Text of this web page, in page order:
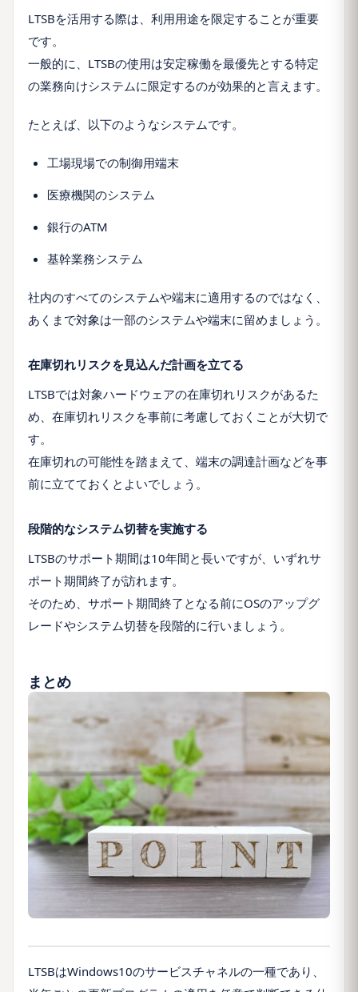
LTSBを活用する際は、利用用途を限定することが重要
です。
一般的に、LTSBの使用は安定稼働を最優先とする特定
の業務向けシステムに限定するのが効果的と言えます。
たとえば、以下のようなシステムです。
工場現場での制御用端末
医療機関のシステム
銀行のATM
基幹業務システム
社内のすべてのシステムや端末に適用するのではなく、
あくまで対象は一部のシステムや端末に留めましょう。
在庫切れリスクを見込んだ計画を立てる
LTSBでは対象ハードウェアの在庫切れリスクがあるた
め、在庫切れリスクを事前に考慮しておくことが大切で
す。
在庫切れの可能性を踏まえて、端末の調達計画などを事
前に立てておくとよいでしょう。
段階的なシステム切替を実施する
LTSBのサポート期間は10年間と長いですが、いずれサ
ポート期間終了が訪れます。
そのため、サポート期間終了となる前にOSのアップグ
レードやシステム切替を段階的に行いましょう。
まとめ
LTSBはWindows10のサービスチャネルの一種であり、